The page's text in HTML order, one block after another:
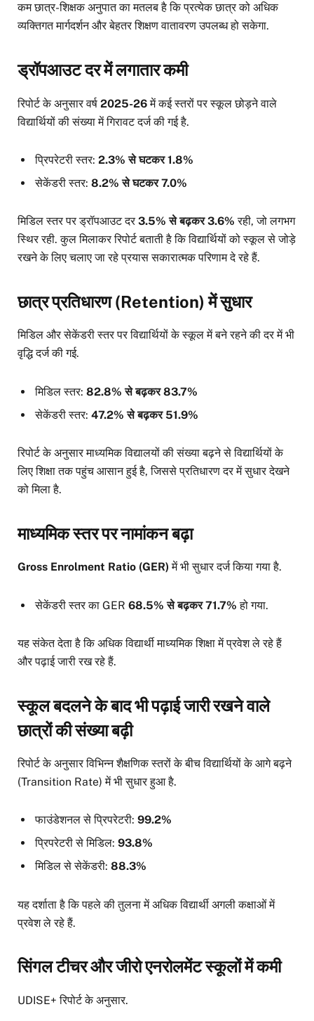
कम छात्र-शिक्षक अनुपात का मतलब है कि प्रत्येक छात्र को अधिक
व्यक्तिगत मार्गदर्शन और बेहतर शिक्षण वातावरण उपलब्ध हो सकेगा.
ड्रॉपआउट दर में लगातार कमी
रिपोर्ट के अनुसार वर्ष 2025-26में कई स्तरों पर स्कूल छोड़ने वाले
विद्यार्थियों की संख्या में गिरावट दर्ज की गई है.
प्रिपरेटरी स्तर: 2.3% से घटकर 1.8%
सेकेंडरी स्तर: 8.2% से घटकर 7.0%
मिडिल स्तर पर ड्रॉपआउट दर3.5% से बढ़कर 3.6% रही, जो लगभग
स्थिर रही. कुल मिलाकर रिपोर्ट बताती है कि विद्यार्थियों को स्कूल से जोड़े
रखने के लिए चलाए जा रहे प्रयास सकारात्मक परिणाम दे रहे हैं.
छात्र प्रतिधारण (Retention) में सुधार
मिडिल और सेकेंडरी स्तर पर विद्यार्थियों के स्कूल में बने रहने की दर में भी
वृद्धि दर्ज की गई.
मिडिल स्तर: 82.8% से बढ़कर 83.7%
सेकेंडरी स्तर: 47.2% से बढ़कर 51.9%
रिपोर्ट के अनुसार माध्यमिक विद्यालयों की संख्या बढ़ने से विद्यार्थियों के
लिए शिक्षा तक पहुंच आसान हुई है, जिससे प्रतिधारण दर में सुधार देखने
को मिला है.
माध्यमिक स्तर पर नामांकन बढ़ा
Gross Enrolment Ratio (GER) में भी सुधार दर्ज किया गया है.
सेकेंडरी स्तर का GER 68.5% से बढ़कर 71.7% हो गया.
यह संकेत देता है कि अधिक विद्यार्थी माध्यमिक शिक्षा में प्रवेश ले रहे हैं
और पढ़ाई जारी रख रहे हैं.
स्कूल बदलने के बाद भी पढ़ाई जारी रखने वाले
छात्रों की संख्या बढ़ी
रिपोर्ट के अनुसार विभिन्न शैक्षणिक स्तरों के बीच विद्यार्थियों के आगे बढ़ने
(Transition Rate) में भी सुधार हुआ है.
फाउंडेशनल से प्रिपरेटरी: 99.2%
प्रिपरेटरी से मिडिल: 93.8%
मिडिल से सेकेंडरी: 88.3%
यह दर्शाता है कि पहले की तुलना में अधिक विद्यार्थी अगली कक्षाओं में
प्रवेश ले रहे हैं.
सिंगल टीचर और जीरो एनरोलमेंट स्कूलों में कमी
UDISE+ रिपोर्ट के अनुसार.